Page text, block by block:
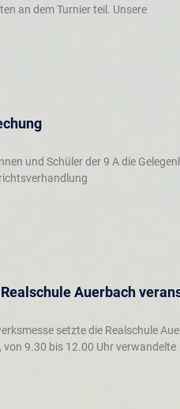
an dem Turnier teil. Unsere
und Schüler der 9 A die
Auerbach
setzte die Realschule
9.30 bis 12.00 Uhr verwandelte